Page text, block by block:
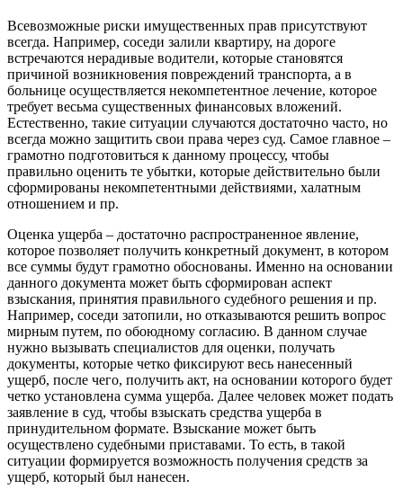
Всевозможные риски имущественных прав присутствуют
всегда. Например, соседи залили квартиру, на дороге
встречаются нерадивые водители, которые становятся
причиной возникновения повреждений транспорта, а в
больнице осуществляется некомпетентное лечение, которое
требует весьма существенных финансовых вложений.
Естественно, такие ситуации случаются достаточно часто, но
всегда можно защитить свои права через суд. Самое главное –
грамотно подготовиться к данному процессу, чтобы
правильно оценить те убытки, которые действительно были
сформированы некомпетентными действиями, халатным
отношением и пр.
Оценка ущерба – достаточно распространенное явление,
которое позволяет получить конкретный документ, в котором
все суммы будут грамотно обоснованы. Именно на основании
данного документа может быть сформирован аспект
взыскания, принятия правильного судебного решения и пр.
Например, соседи затопили, но отказываются решить вопрос
мирным путем, по обоюдному согласию. В данном случае
нужно вызывать специалистов для оценки, получать
документы, которые четко фиксируют весь нанесенный
ущерб, после чего, получить акт, на основании которого будет
четко установлена сумма ущерба. Далее человек может подать
заявление в суд, чтобы взыскать средства ущерба в
принудительном формате. Взыскание может быть
осуществлено судебными приставами. То есть, в такой
ситуации формируется возможность получения средств за
ущерб, который был нанесен.